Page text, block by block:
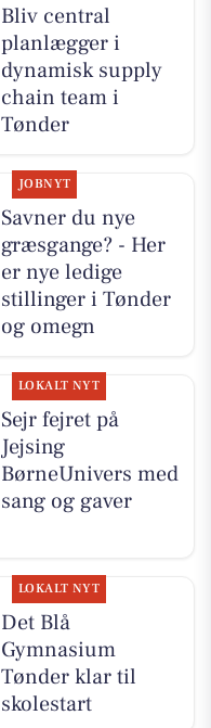
Bliv central
planlægger i
dynamisk supply
chain team i
Tønder
JOBNYT
Savner du nye
græsgange? - Her
er nye ledige
stillinger i Tønder
og omegn
LOKALT NYT
Sejr fejret på
Jejsing
BørneUnivers med
sang og gaver
LOKALT NYT
Det Blå
Gymnasium
Tønder klar til
skolestart